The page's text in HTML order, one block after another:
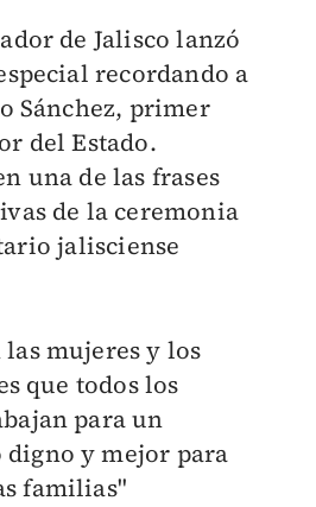
de Jalisco lanzó
recordando a
Sánchez, primer
del Estado.
una de las frases
de la ceremonia
jalisciense
las mujeres y los
que todos los
para un
digno y mejor para
familias"